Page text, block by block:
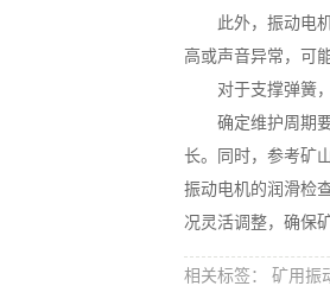
此外，振动电机
高或声音异常，可
对于支撑弹簧，
确定维护周期要
长。同时，参考矿
振动电机的润滑检
况灵活调整，确保
相关标签： 矿用振